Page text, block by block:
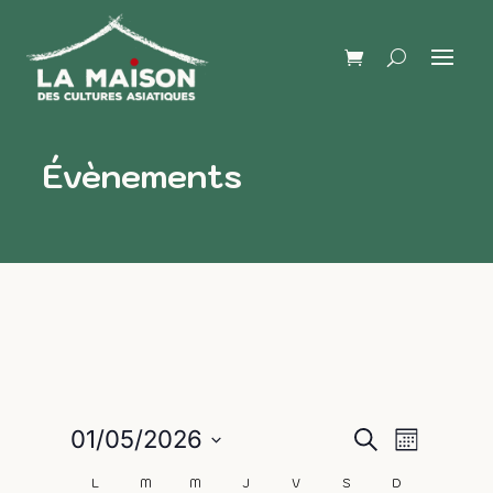
Évènements
et
Recherche
Mois
01/05/2026
L M M J V S D